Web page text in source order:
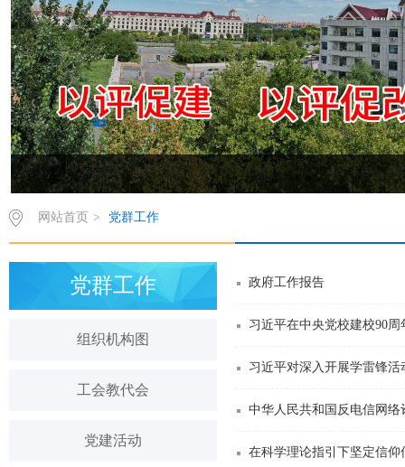
网站首页 > 党群工作
党群工作
组织机构图
工会教代会
党建活动
政府工作报告
习近平对深入开展学雷锋
中华人民共和国反电信网络
在科学理论指引下坚定信